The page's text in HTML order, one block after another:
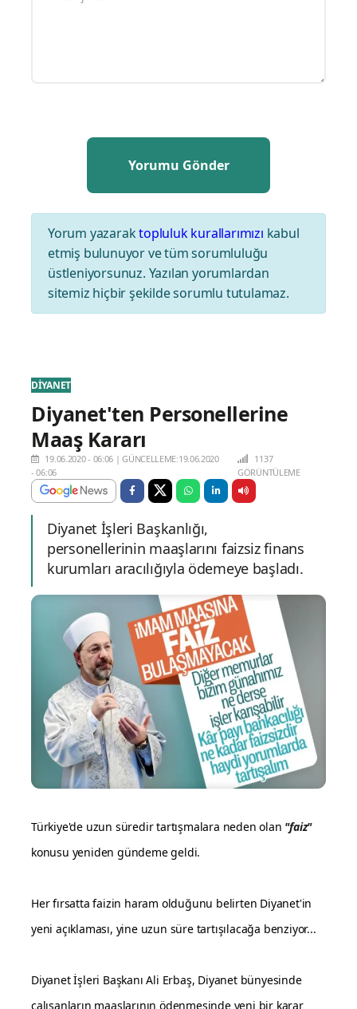
Yorum yazaraktopluluk kurallarımızı kabul
etmiş bulunuyor ve tüm sorumluluğu
üstleniyorsunuz. Yazılan yorumlardan
sitemiz hiçbir şekilde sorumlu tutulamaz.
DİYANET
Diyanet'ten Personellerine
Maaş Kararı
19.06.2020 - 06:06 |GÜNCELLEME:19.06.2020
- 06:06
1137
GÖRÜNTÜLEME
Diyanet İşleri Başkanlığı,
personellerinin maaşlarını faizsiz finans
kurumları aracılığıyla ödemeye başladı.
Türkiye'de uzun süredir tartışmalara neden olan "faiz"
konusu yeniden gündeme geldi.
Her fırsatta faizin haram olduğunu belirten Diyanet'in
yeni açıklaması, yine uzun süre tartışılacağa benziyor...
Diyanet İşleri Başkanı Ali Erbaş, Diyanet bünyesinde
çalışanların maaşlarının ödenmesinde yeni bir karar